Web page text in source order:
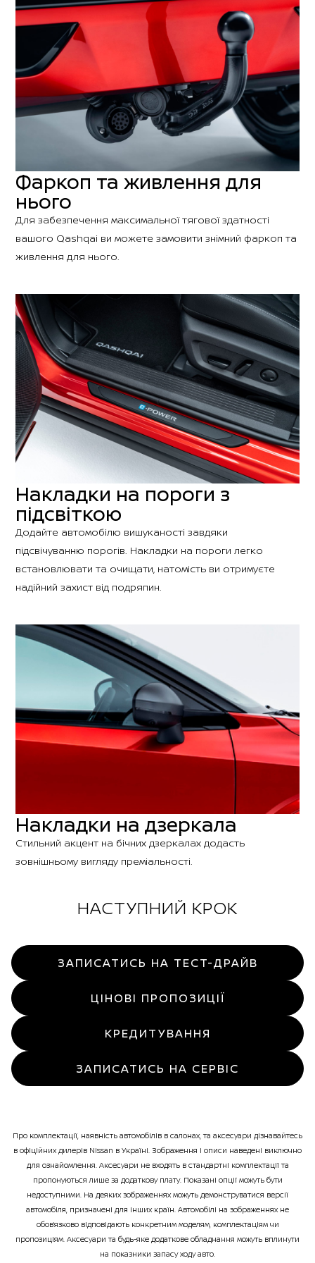
Фаркоп та живлення для
нього
Для забезпечення максимальної тягової здатності
вашого Qashqai ви можете замовити знімний фаркоп та
живлення для нього.
Накладки на пороги з
підсвіткою
Додайте автомобілю вишуканості завдяки
підсвічуванню порогів. Накладки на пороги легко
встановлювати та очищати, натомість ви отримуєте
надійний захист від подряпин.
Накладки на дзеркала
Стильний акцент на бічних дзеркалах додасть
зовнішньому вигляду преміальності.
НАСТУПНИЙ КРОК
ЗАПИСАТИСЬ НА ТЕСТ-ДРАЙВ
ЦІНОВІ ПРОПОЗИЦІЇ
КРЕДИТУВАННЯ
ЗАПИСАТИСЬ НА СЕРВІС
Про комплектації, наявність автомобілів в салонах, та аксесуари дізнавайтесь
в офіційних дилерів Nissan в Україні. Зображення і описи наведені виключно
для ознайомлення. Аксесуари не входять в стандартні комплектації та
пропонуються лише за додаткову плату. Показані опції можуть бути
недоступними. На деяких зображеннях можуть демонструватися версії
автомобіля, призначені для інших країн. Автомобілі на зображеннях не
обов’язково відповідають конкретним моделям, комплектаціям чи
пропозиціям. Аксесуари та будь-яке додаткове обладнання можуть вплинути
на показники запасу ходу авто.